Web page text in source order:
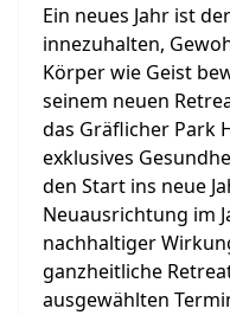
Ein neues Jahr ist
innezuhalten,
Körper wie Geist
seinem neuen
das Gräflicher Park
exklusives
den Start ins neue
Neuausrichtung im
nachhaltiger
ganzheitliche
ausgewählten